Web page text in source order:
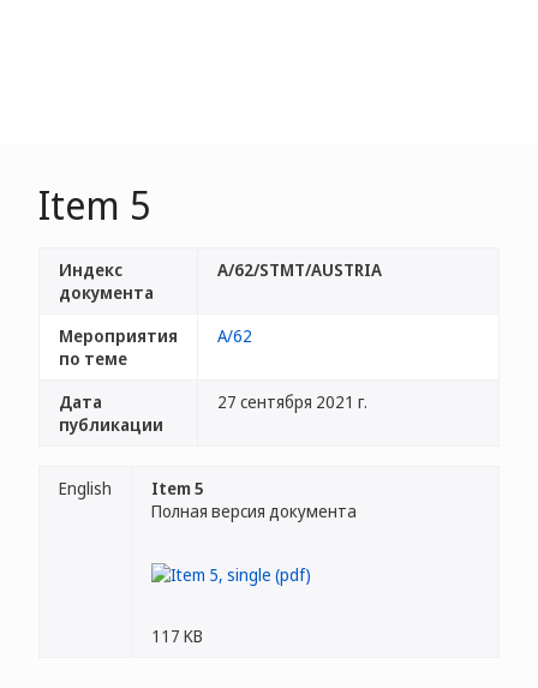
Item 5
Индекс
документа
A/62/STMT/AUSTRIA
Мероприятия
по теме
A/62
Дата
публикации
27 сентября 2021 г.
English
Item 5
Полная версия документа
117 KB